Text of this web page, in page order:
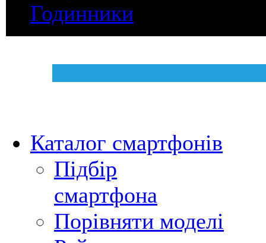
Годинники
Каталог смартфонів
Підбір
смартфона
Порівняти моделі